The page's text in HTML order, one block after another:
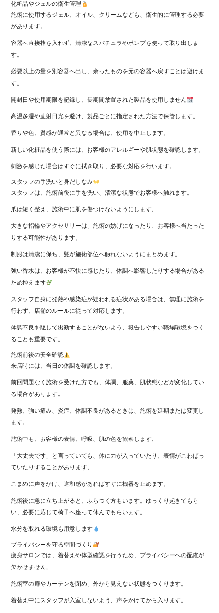
化粧品やジェルの衛生管理
施術に使用するジェル、オイル、クリームなども、衛生的に管理する必要
があります。
容器へ直接指を入れず、清潔なスパチュラやポンプを使って取り出しま
す。
必要以上の量を別容器へ出し、余ったものを元の容器へ戻すことは避けま
す。
開封日や使用期限を記録し、長期間放置された製品を使用しません
高温多湿や直射日光を避け、製品ごとに指定された方法で保管します。
香りや色、質感が通常と異なる場合は、使用を中止します。
新しい化粧品を使う際には、お客様のアレルギーや肌状態を確認します。
刺激を感じた場合はすぐに拭き取り、必要な対応を行います。
スタッフの手洗いと身だしなみ
スタッフは、施術前後に手を洗い、清潔な状態でお客様へ触れます。
爪は短く整え、施術中に肌を傷つけないようにします。
大きな指輪やアクセサリーは、施術の妨げになったり、お客様へ当たった
りする可能性があります。
制服は清潔に保ち、髪が施術部位へ触れないようにまとめます。
強い香水は、お客様が不快に感じたり、体調へ影響したりする場合がある
ため控えます
スタッフ自身に発熱や感染症が疑われる症状がある場合は、無理に施術を
行わず、店舗のルールに従って対応します。
体調不良を隠して出勤することがないよう、報告しやすい職場環境をつく
ることも重要です。
施術前後の安全確認
来店時には、当日の体調を確認します。
前回問題なく施術を受けた方でも、体調、服薬、肌状態などが変化してい
る場合があります。
発熱、強い痛み、炎症、体調不良があるときは、施術を延期または変更し
ます。
施術中も、お客様の表情、呼吸、肌の色を観察します。
「大丈夫です」と言っていても、体に力が入っていたり、表情がこわばっ
ていたりすることがあります。
こまめに声をかけ、違和感があればすぐに機器を止めます。
施術後に急に立ち上がると、ふらつく方もいます。ゆっくり起きてもら
い、必要に応じて椅子へ座って休んでもらいます。
水分を取れる環境も用意します
プライバシーを守る空間づくり
痩身サロンでは、着替えや体型確認を行うため、プライバシーへの配慮が
欠かせません。
施術室の扉やカーテンを閉め、外から見えない状態をつくります。
着替え中にスタッフが入室しないよう、声をかけてから入ります。